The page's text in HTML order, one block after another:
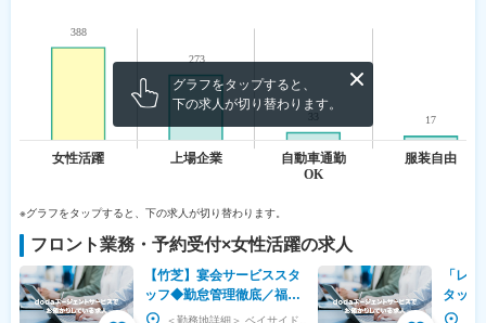
グラフをタップすると、
下の求人が切り替わります。
※グラフをタップすると、下の求人が切り替わります。
フロント業務・予約受付×女性活躍の求人
【竹芝】宴会サービススタ
ッフ◆勤怠管理徹底／福利
厚生充実／年間休日120日
「レ
タッフ
利厚生